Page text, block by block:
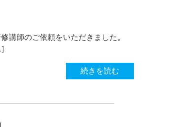
講師のご依頼をいただきました。
続きを読む